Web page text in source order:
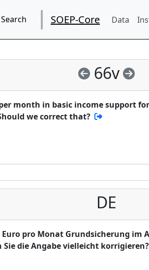
Search SOEP-Core Data
66v
month in basic income support
we correct that?
DE
Euro pro Monat Grundsicherung im
die Angabe vielleicht korrigieren?